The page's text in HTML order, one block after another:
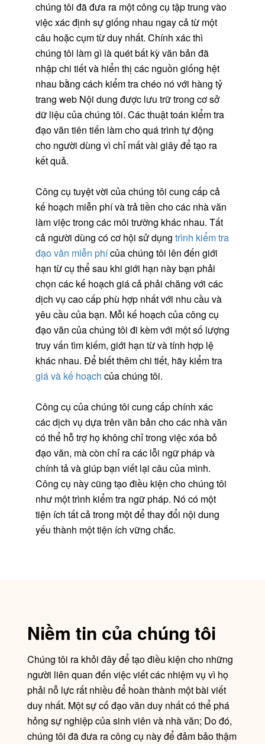
chúng tôi đã đưa ra một công cụ tập trung vào
việc xác định sự giống nhau ngay cả từ một
câu hoặc cụm từ duy nhất. Chính xác thì
chúng tôi làm gì là quét bất kỳ văn bản đã
nhập chi tiết và hiển thị các nguồn giống hệt
nhau bằng cách kiểm tra chéo nó với hàng tỷ
trang web Nội dung được lưu trữ trong cơ sở
dữ liệu của chúng tôi. Các thuật toán kiểm tra
đạo văn tiên tiến làm cho quá trình tự động
cho người dùng vì chỉ mất vài giây để tạo ra
kết quả.
Công cụ tuyệt vời của chúng tôi cung cấp cả
kế hoạch miễn phí và trả tiền cho các nhà văn
làm việc trong các môi trường khác nhau. Tất
cả người dùng có cơ hội sử dụng trình kiểm tra
đạo văn miễn phícủa chúng tôi lên đến giới
hạn từ cụ thể sau khi giới hạn này bạn phải
chọn các kế hoạch giá cả phải chăng với các
dịch vụ cao cấp phù hợp nhất với nhu cầu và
yêu cầu của bạn. Mỗi kế hoạch của công cụ
đạo văn của chúng tôi đi kèm với một số lượng
truy vấn tìm kiếm, giới hạn từ và tính hợp lệ
khác nhau. Để biết thêm chi tiết, hãy kiểm tra
giá và kế hoạch của chúng tôi.
Công cụ của chúng tôi cung cấp chính xác
các dịch vụ dựa trên văn bản cho các nhà văn
có thể hỗ trợ họ không chỉ trong việc xóa bỏ
đạo văn, mà còn chỉ ra các lỗi ngữ pháp và
chính tả và giúp bạn viết lại câu của mình.
Công cụ này cũng tạo điều kiện cho chúng tôi
như một trình kiểm tra ngữ pháp. Nó có một
tiện ích tất cả trong một để thay đổi nội dung
yếu thành một tiện ích vững chắc.
Niềm tin của chúng tôi
Chúng tôi ra khỏi đây để tạo điều kiện cho những
người liên quan đến việc viết các nhiệm vụ vì họ
phải nỗ lực rất nhiều để hoàn thành một bài viết
duy nhất. Một sự cố đạo văn duy nhất có thể phá
hỏng sự nghiệp của sinh viên và nhà văn; Do đó,
chúng tôi đã đưa ra công cụ này để đảm bảo thậm